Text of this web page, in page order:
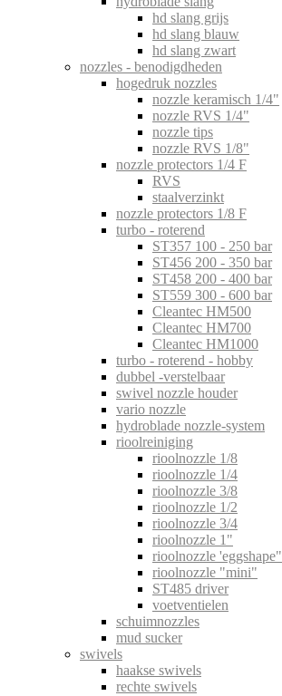
hd slang grijs
hd slang blauw
hd slang zwart
nozzles - benodigdheden
hogedruk nozzles
nozzle keramisch 1/4"
nozzle RVS 1/4"
nozzle tips
nozzle RVS 1/8"
nozzle protectors 1/4 F
RVS
staalverzinkt
nozzle protectors 1/8 F
turbo - roterend
ST357 100 - 250 bar
ST456 200 - 350 bar
ST458 200 - 400 bar
ST559 300 - 600 bar
Cleantec HM500
Cleantec HM700
Cleantec HM1000
turbo - roterend - hobby
dubbel -verstelbaar
swivel nozzle houder
vario nozzle
hydroblade nozzle-system
rioolreiniging
rioolnozzle 1/8
rioolnozzle 1/4
rioolnozzle 3/8
rioolnozzle 1/2
rioolnozzle 3/4
rioolnozzle 1"
rioolnozzle 'eggshape"
rioolnozzle "mini"
ST485 driver
voetventielen
schuimnozzles
mud sucker
swivels
haakse swivels
rechte swivels